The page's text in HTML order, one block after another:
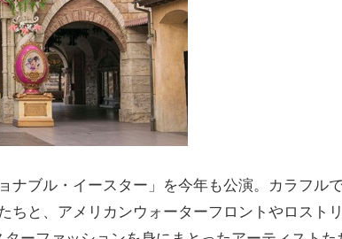
ナブル・イースター」を今年も公演。カラフル
ちと、アメリカンウォーターフロントやロスト